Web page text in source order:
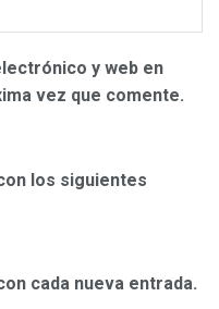
y web en
vez que comente.
los siguientes
cada nueva entrada.